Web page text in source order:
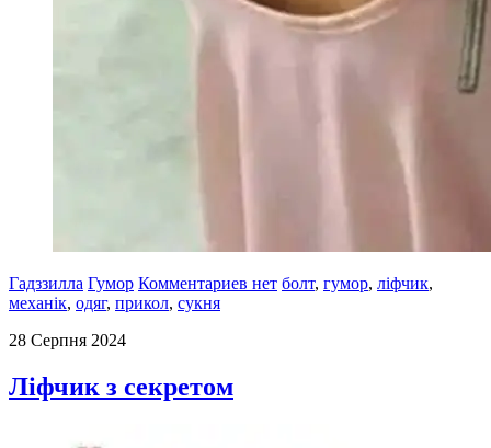
Гадззилла Гумор Комментариев нет болт, гумор, ліфчик,
механік, одяг, прикол, сукня
28 Серпня 2024
Ліфчик з секретом